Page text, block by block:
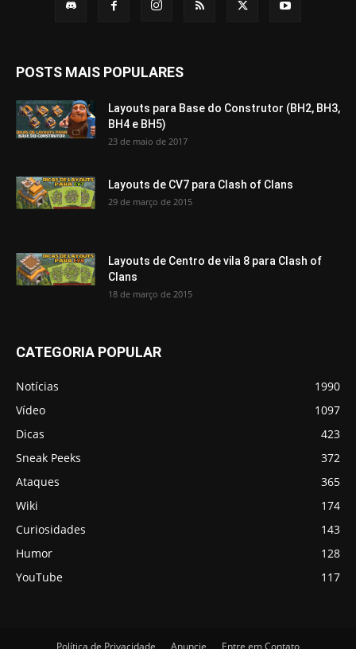
POSTS MAIS POPULARES
Layouts para Base do Construtor (BH2, BH3,
BH4 e BH5)
23 de maio de 2017
Layouts de CV7 para Clash of Clans
29 de março de 2015
Layouts de Centro de vila 8 para Clash of
Clans
18 de março de 2015
CATEGORIA POPULAR
Notícias
1990
Vídeo
1097
Dicas
423
Sneak Peeks
372
Ataques
365
Wiki
174
Curiosidades
143
Humor
128
YouTube
117